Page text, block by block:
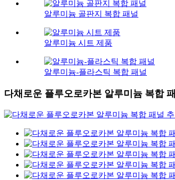
알루미늄 골판지 복합 패널
알루미늄 시트 제품
알루미늄-플라스틱 복합 패널
다채로운 플루오로카본 알루미늄 복합